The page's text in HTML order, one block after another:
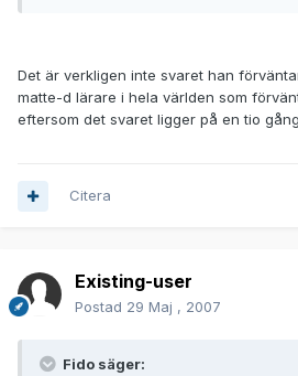
Det är verkligen inte svaret han
matte-d lärare i hela världen som
eftersom det svaret ligger på en tio
Citera
Existing-user
Postad 29 Maj , 2007
Fido säger: